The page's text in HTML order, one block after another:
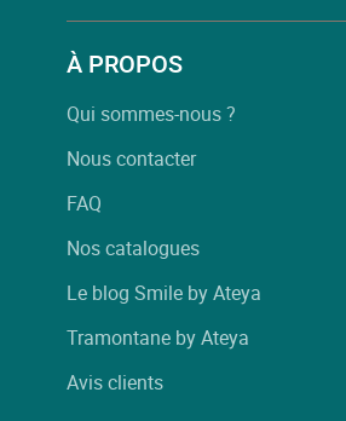
À PROPOS
Qui sommes-nous ?
Nous contacter
FAQ
Nos catalogues
Le blog Smile by Ateya
Tramontane by Ateya
Avis clients